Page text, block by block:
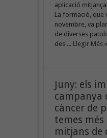
aplicació
La formació, que
novembre, va
de diverses
des ... Llegir Més »
Juny: els
campanya
càncer de
temes més
mitjans de